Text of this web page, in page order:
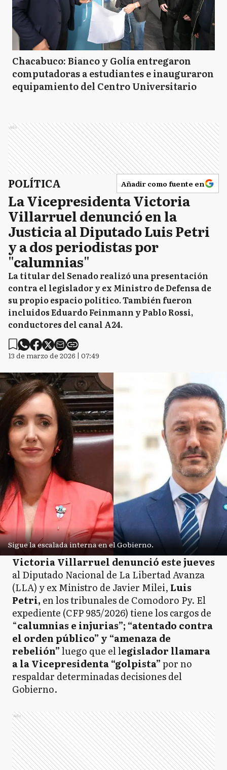
Chacabuco: Bianco y Golía entregaron
computadoras a estudiantes e inauguraron
equipamiento del Centro Universitario
Ads
POLÍTICA Añadir como fuente en
La Vicepresidenta Victoria
Villarruel denunció en la
Justicia al Diputado Luis Petri
y a dos periodistas por
"calumnias"
La titular del Senado realizó una presentación
contra el legislador y ex Ministro de Defensa de
su propio espacio político. También fueron
incluidos Eduardo Feinmann y Pablo Rossi,
conductores del canal A24.
13 de marzo de 2026 | 07:49
Sigue la escalada interna en el Gobierno.
Victoria Villarruel denunció este jueves
al Diputado Nacional de La Libertad Avanza
(LLA) y ex Ministro de Javier Milei, Luis
Petri, en los tribunales de Comodoro Py. El
expediente (CFP 985/2026) tiene los cargos de
“calumnias e injurias”; “atentado contra
el orden público” y “amenaza de
rebelión”luego que el legislador llamara
a la Vicepresidenta “golpista”por no
respaldar determinadas decisiones del
Gobierno.
Ads